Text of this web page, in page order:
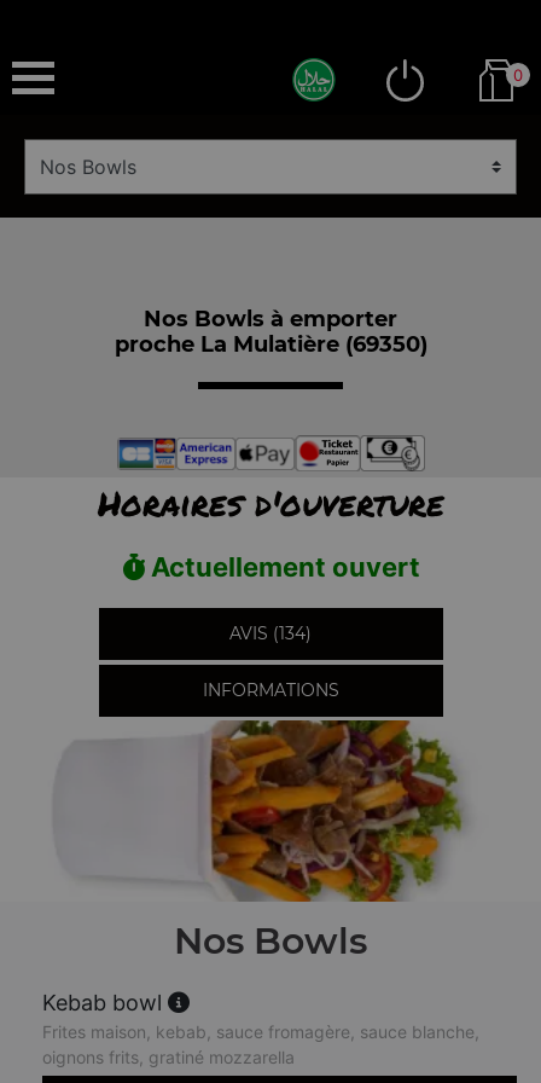
0
Nos Bowls à emporter
proche La Mulatière (69350)
Horaires d'ouverture
Actuellement ouvert
AVIS (134)
INFORMATIONS
Nos Bowls
Kebab bowl
Frites maison, kebab, sauce fromagère, sauce blanche,
oignons frits, gratiné mozzarella